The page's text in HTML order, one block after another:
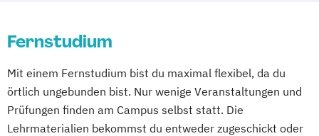
Fernstudium
Mit einem Fernstudium bist du maximal flexibel, da du
örtlich ungebunden bist. Nur wenige Veranstaltungen und
Prüfungen finden am Campus selbst statt. Die
Lehrmaterialien bekommst du entweder zugeschickt oder